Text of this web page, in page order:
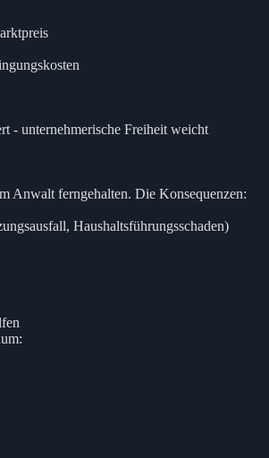
- unternehmerische Freiheit weicht
Anwalt ferngehalten. Die Konsequenzen:
Haushaltsführungsschaden)